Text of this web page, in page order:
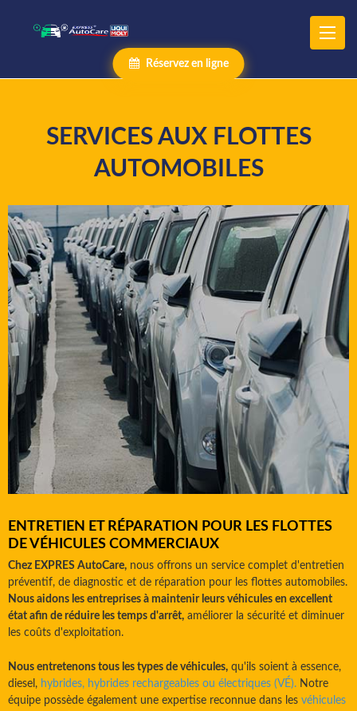
SERVICES AUX FLOTTES
AUTOMOBILES
ENTRETIEN ET RÉPARATION POUR LES FLOTTES
DE VÉHICULES COMMERCIAUX
Chez EXPRES AutoCare, nous offrons un service complet d'entretien
préventif, de diagnostic et de réparation pour les flottes automobiles.
Nous aidons les entreprises à maintenir leurs véhicules en excellent
état afin de réduire les temps d'arrêt, améliorer la sécurité et diminuer
les coûts d'exploitation.
Nous entretenons tous les types de véhicules, qu'ils soient à essence,
diesel, hybrides, hybrides rechargeables ou électriques (VÉ). Notre
équipe possède également une expertise reconnue dans les véhicules
Réservez en ligne